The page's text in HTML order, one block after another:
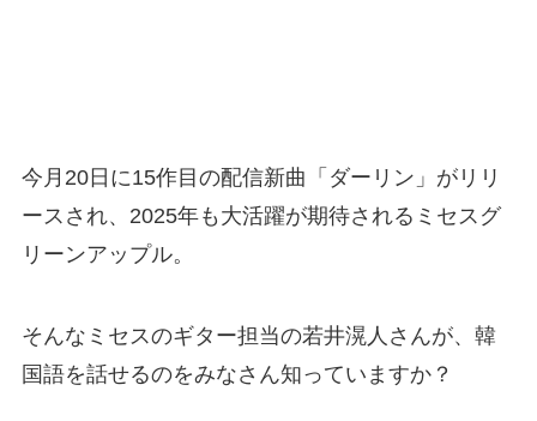
今月20日に15作目の配信新曲「ダーリン」がリリ
ースされ、2025年も大活躍が期待されるミセスグ
リーンアップル。
そんなミセスのギター担当の若井滉人さんが、韓
国語を話せるのをみなさん知っていますか？